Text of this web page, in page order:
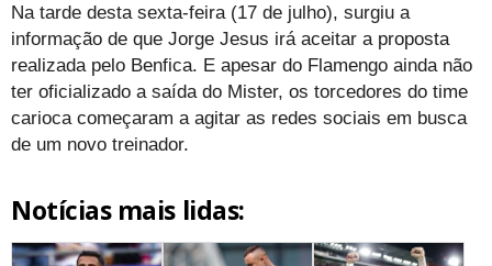
Na tarde desta sexta-feira (17 de julho), surgiu a
informação de que Jorge Jesus irá aceitar a proposta
realizada pelo Benfica. E apesar do Flamengo ainda não
ter oficializado a saída do Mister, os torcedores do time
carioca começaram a agitar as redes sociais em busca
de um novo treinador.
Notícias mais lidas: